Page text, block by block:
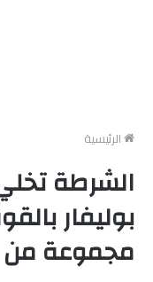
الرئيسية
الشرطة
بوليفار
مجموعة من